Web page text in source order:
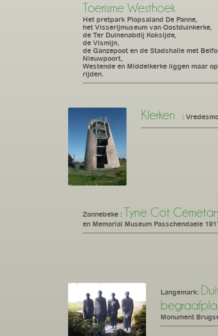
Toerisme Westhoek
Het pretpark Plopsaland De Panne,
het Visserijmuseum van Oostduinkerke,
de Ter Duinenabdij Koksijde,
de Vismijn,
de Ganzepoot en de Stadshalle met
Nieuwpoort,
Westende en Middelkerke liggen maar
rijden.
Klerken :
Zonnebeke : Tyne Cot
en Memorial Museum Passchendaele
Langemark:
Monument